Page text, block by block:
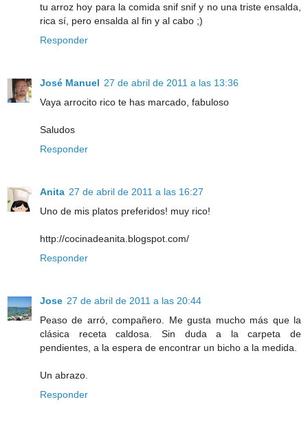
tu arroz hoy para la comida snif snif y no una triste ensalda,
rica sí, pero ensalda al fin y al cabo ;)
Responder
José Manuel 27 de abril de 2011 a las 13:36
Vaya arrocito rico te has marcado, fabuloso
Saludos
Responder
Anita 27 de abril de 2011 a las 16:27
Uno de mis platos preferidos! muy rico!
http://cocinadeanita.blogspot.com/
Responder
Jose 27 de abril de 2011 a las 20:44
Peaso de arró, compañero. Me gusta mucho más que la
clásica receta caldosa. Sin duda a la carpeta de
pendientes, a la espera de encontrar un bicho a la medida.
Un abrazo.
Responder